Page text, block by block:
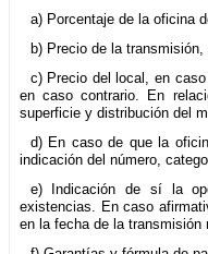
a) Porcentaje de la oficina
b) Precio de la
c) Precio del local, en
en caso contrario. En
superficie y distribución del
d) En caso de que la
indicación del número,
e) Indicación de sí la
existencias. En caso
en la fecha de la transmisión